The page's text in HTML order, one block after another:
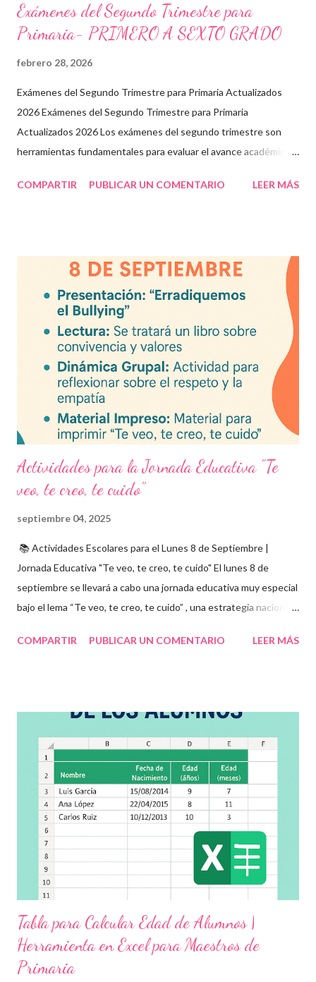
Exámenes del Segundo Trimestre para
Primaria- PRIMERO A SEXTO GRADO
febrero 28, 2026
Exámenes del Segundo Trimestre para Primaria Actualizados
2026 Exámenes del Segundo Trimestre para Primaria
Actualizados 2026 Los exámenes del segundo trimestre son
herramientas fundamentales para evaluar el avance académico
descargable en PDF, diseñado para docentes que buscan
frecuentes Beneficios de utilizar estos exámenes trimestrales
Evaluaciones alineadas al programa oficial. Formato optimizado
para impresión o uso en plataformas educativas. Reactivos que
fortalecen la comprensión y el pensamiento crítico. Ideal para
formación docente y evaluación diagnóstica. Material
descargable PDF editable. Estos exámenes también pueden
integrarse en herramientas digitales pa...
COMPARTIR PUBLICAR UN COMENTARIO LEER MÁS
Actividades para la Jornada Educativa "Te
veo, te creo, te cuido"
septiembre 04, 2025
📚 Actividades Escolares para el Lunes 8 de Septiembre |
Jornada Educativa "Te veo, te creo, te cuido" El lunes 8 de
septiembre se llevará a cabo una jornada educativa muy especial
bajo el lema “Te veo, te creo, te cuido” , una estrategia nacional
infantil , y promover la convivencia escolar armónica . Desde el
actividades educativas que podrás aplicar fácilmente en tu
grupo, desde preescolar hasta sexto grado de primaria. 🧠
Objetivos clave de la jornada Promover entornos seguros y
afectivos dentro de la comunidad escolar Sensibilizar sobre el
maltrato, acoso escolar y abuso infantil Desarrollar habilidades
como la empatía, la comunicación y el autocuidado Aplicar ...
COMPARTIR PUBLICAR UN COMENTARIO LEER MÁS
Tabla para Calcular Edad de Alumnos |
Herramienta en Excel para Maestros de
Primaria